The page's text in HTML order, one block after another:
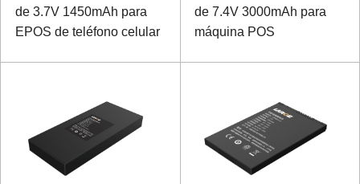
de 3.7V 1450mAh para
EPOS de teléfono celular
de 7.4V 3000mAh para
máquina POS